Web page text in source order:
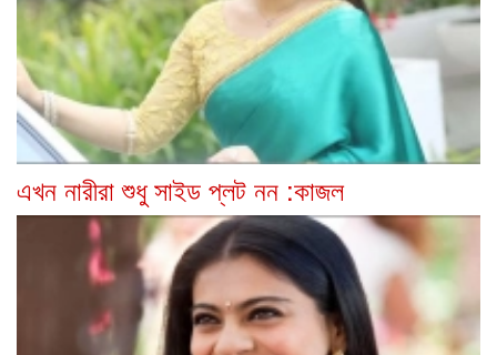
এখন নারীরা শুধু সাইড প্লট নন :কাজল